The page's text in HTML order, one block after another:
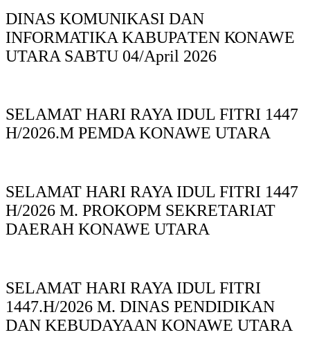
DINAS KOMUNIKASI DAN
INFORMATIKA KABUPAΤΕΝ ΚΟNAWE
UTARA SABTU 04/April 2026
SELAMAT HARI RAYA IDUL FITRI 1447
H/2026.M PEMDA KONAWE UTARA
SELAMAT HARI RAYA IDUL FITRI 1447
H/2026 M. PROKOPM SEKRETARIAT
DAERAH KONAWE UTARA
SELAMAT HARI RAYA IDUL FITRI
1447.H/2026 M. DINAS PENDIDIKAN
DAN KEBUDAYAAN KONAWE UTARA